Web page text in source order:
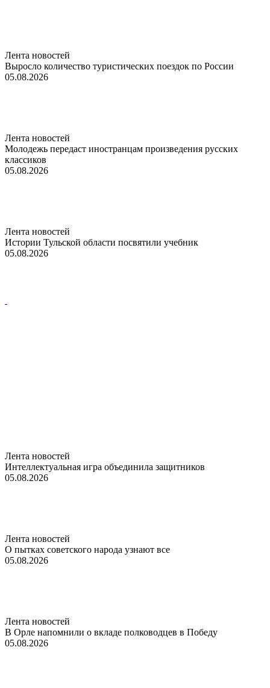
Лента новостей
Выросло количество туристических поездок по России
05.08.2026
Лента новостей
Молодежь передаст иностранцам произведения русских
классиков
05.08.2026
Лента новостей
Истории Тульской области посвятили учебник
05.08.2026
Лента новостей
Интеллектуальная игра объединила защитников
05.08.2026
Лента новостей
О пытках советского народа узнают все
05.08.2026
Лента новостей
В Орле напомнили о вкладе полководцев в Победу
05.08.2026